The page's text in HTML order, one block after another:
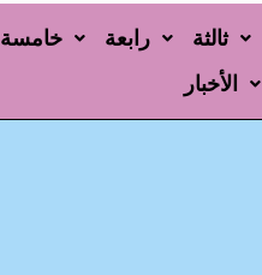
خامسة رابعة ثالثة
الأخبار